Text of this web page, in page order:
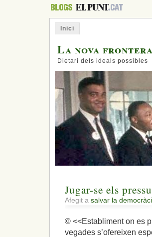
Inici
La nova frontera
Dietari dels ideals possibles
Jugar-se els
Afegit a salvar la
© <<Establiment on es
vegades s’ofereixen